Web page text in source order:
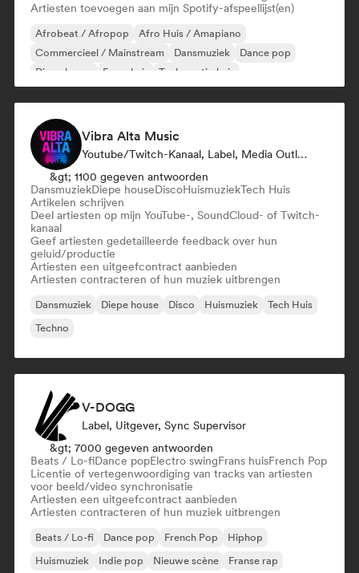
Artiesten toevoegen aan mijn Spotify-afspeellijst(en)
Afrobeat / Afropop
Afro Huis / Amapiano
Commercieel / Mainstream
Dansmuziek
Dance pop
Diepe house
Frans huis Toekomstig huis
Vibra Alta Music
Youtube/Twitch-Kanaal, Label, Media Outlet/Journalist, Uitgever, Geluidsexpert
&gt; 1100 gegeven antwoorden
DansmuziekDiepe houseDiscoHuismuziekTech Huis
Artikelen schrijven
Deel artiesten op mijn YouTube-, SoundCloud- of Twitch-
kanaal
Geef artiesten gedetailleerde feedback over hun
geluid/productie
Artiesten een uitgeefcontract aanbieden
Artiesten contracteren of hun muziek uitbrengen
Dansmuziek Diepe house Disco Huismuziek
Tech Huis
Techno
V-DOGG
Label, Uitgever, Sync Supervisor
&gt; 7000 gegeven antwoorden
Beats / Lo-fiDance popElectro swingFrans huisFrench Pop
Licentie of vertegenwoordiging van tracks van artiesten
voor beeld/video synchronisatie
Artiesten een uitgeefcontract aanbieden
Artiesten contracteren of hun muziek uitbrengen
Beats / Lo-fi Dance pop French Pop
Hiphop
Huismuziek
Indie pop Nieuwe scène Franse rap